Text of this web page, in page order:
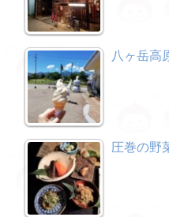
八ヶ岳高
圧巻の野